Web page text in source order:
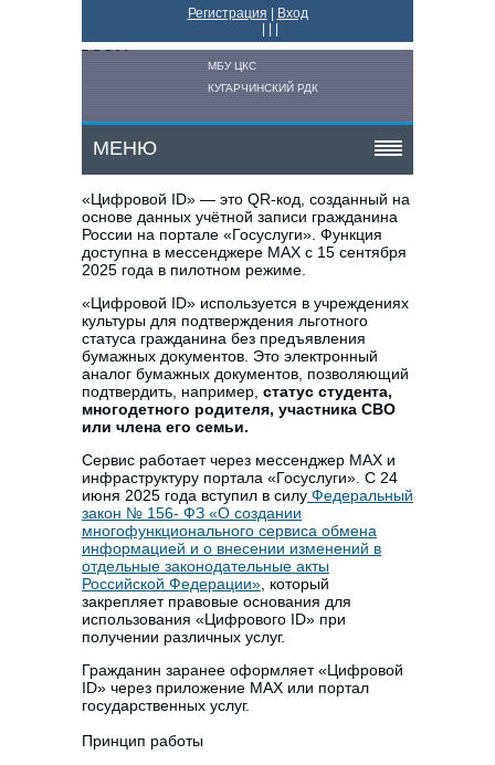
Регистрация
Вход
МБУ ЦКС
КУГАРЧИНСКИЙ РДК
МЕНЮ
«Цифровой ID» — это QR-код, созданный на
основе данных учётной записи гражданина
России на портале «Госуслуги». Функция
доступна в мессенджере MAX с 15 сентября
2025 года в пилотном режиме.
«Цифровой ID» используется в учреждениях
культуры для подтверждения льготного
статуса гражданина без предъявления
бумажных документов. Это электронный
аналог бумажных документов, позволяющий
подтвердить, например, статус студента,
многодетного родителя, участника СВО
или члена его семьи.
Сервис работает через мессенджер MAX и
инфраструктуру портала «Госуслуги». С 24
июня 2025 года вступил в силу Федеральный
закон № 156- ФЗ «О создании
многофункционального сервиса обмена
информацией и о внесении изменений в
отдельные законодательные акты
Российской Федерации» , который
закрепляет правовые основания для
использования «Цифрового ID» при
получении различных услуг.
Гражданин заранее оформляет «Цифровой
ID» через приложение MAX или портал
государственных услуг.
Принцип работы